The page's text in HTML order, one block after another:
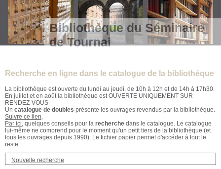
Bibliothèque du Séminaire
de Tournai
Recherche en ligne dans le catalogue de la bibliothèque
La bibliothèque est ouverte du lundi au jeudi, de 10h à 12h et de 14h à 17h30.
En juillet et en août la bibliothèque est OUVERTE UNIQUEMENT SUR
RENDEZ-VOUS
Un catalogue de doubles présente les ouvrages revendus par la bibliothèque.
Suivre ce lien.
Par ici, quelques conseils pour la recherche dans le catalogue. Le catalogue
lui-même ne comprend pour le moment qu'un petit tiers de la bibliothèque (et
tous les ouvrages depuis 1990). Le fichier papier permet d'accéder à tout le
reste.
Nouvelle recherche